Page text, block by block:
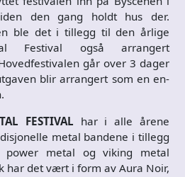
den gang holdt hus der.
ble det i tillegg til den årlige
Festival også arrangert
går over 3 dager
blir arrangert som en en-
FESTIVAL har i alle årene
metal bandene i tillegg
metal og viking metal
har det vært i form av Aura Noir,